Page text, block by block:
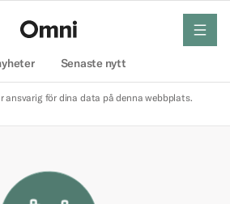
Senaste nytt
meny
ansvarig för dina data på denna webbplats.